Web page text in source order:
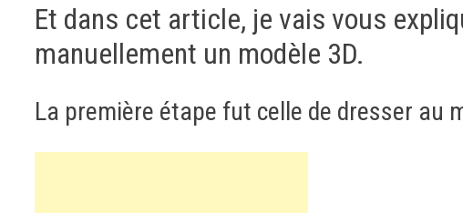
Et dans cet article, je vais vous
manuellement un modèle 3D.
La première étape fut celle de dresser au